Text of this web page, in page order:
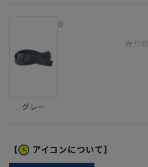
グレー
0
売り
【 アイコンについて】